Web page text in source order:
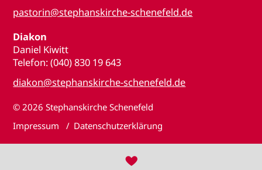
pastorin@stephanskirche-schenefeld.de
Diakon
Daniel Kiwitt
Telefon: (040) 830 19 643
diakon@stephanskirche-schenefeld.de
© 2026 Stephanskirche Schenefeld
Impressum
Datenschutzerklärung
♥